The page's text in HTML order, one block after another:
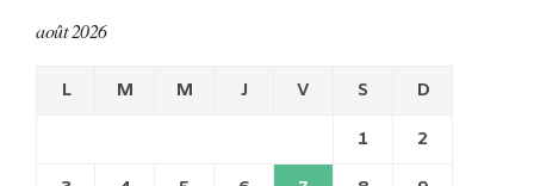
août 2026
L M M J V S D
1 2